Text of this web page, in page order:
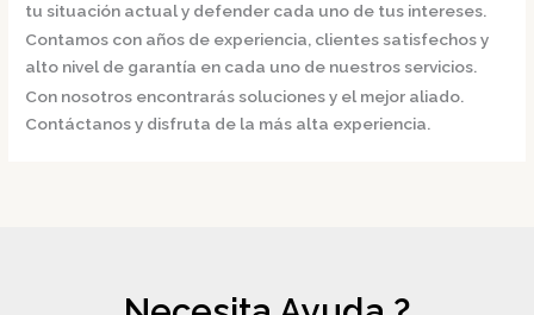
tu situación actual y defender cada uno de tus intereses.
Contamos con años de experiencia, clientes satisfechos y
alto nivel de garantía en cada uno de nuestros servicios.
Con nosotros encontrarás soluciones y el mejor aliado.
Contáctanos y disfruta de la más alta experiencia.